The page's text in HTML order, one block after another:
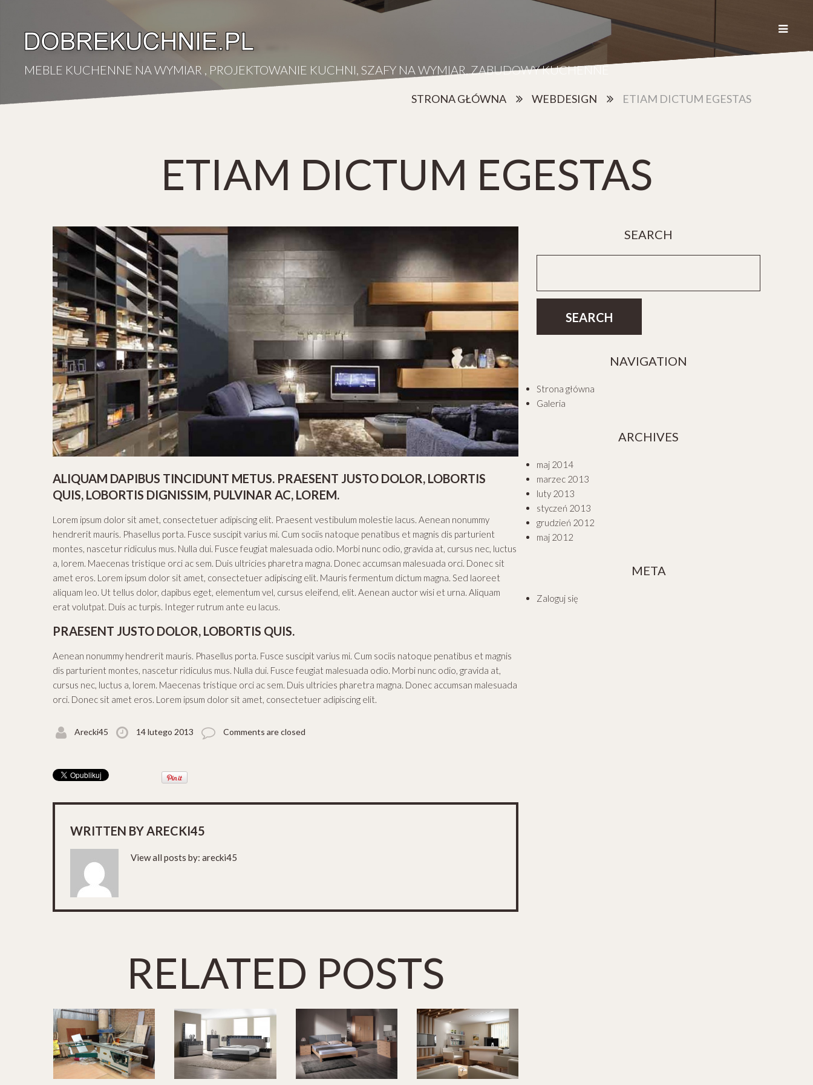
MEBLE KUCHENNE NA WYMIAR , PROJEKTOWANIE KUCHNI, SZAFY NA WYMIAR, ZABUDOWY KUCHENNE
STRONA GŁÓWNA WEBDESIGN ETIAM DICTUM EGESTAS
ETIAM DICTUM EGESTAS
ALIQUAM DAPIBUS TINCIDUNT METUS. PRAESENT JUSTO DOLOR, LOBORTIS
QUIS, LOBORTIS DIGNISSIM, PULVINAR AC, LOREM.
Lorem ipsum dolor sit amet, consectetuer adipiscing elit. Praesent vestibulum molestie lacus. Aenean nonummy
hendrerit mauris. Phasellus porta. Fusce suscipit varius mi. Cum sociis natoque penatibus et magnis dis parturient
montes, nascetur ridiculus mus. Nulla dui. Fusce feugiat malesuada odio. Morbi nunc odio, gravida at, cursus nec, luctus
a, lorem. Maecenas tristique orci ac sem. Duis ultricies pharetra magna. Donec accumsan malesuada orci. Donec sit
amet eros. Lorem ipsum dolor sit amet, consectetuer adipiscing elit. Mauris fermentum dictum magna. Sed laoreet
aliquam leo. Ut tellus dolor, dapibus eget, elementum vel, cursus eleifend, elit. Aenean auctor wisi et urna. Aliquam
erat volutpat. Duis ac turpis. Integer rutrum ante eu lacus.
PRAESENT JUSTO DOLOR, LOBORTIS QUIS.
Aenean nonummy hendrerit mauris. Phasellus porta. Fusce suscipit varius mi. Cum sociis natoque penatibus et magnis
dis parturient montes, nascetur ridiculus mus. Nulla dui. Fusce feugiat malesuada odio. Morbi nunc odio, gravida at,
cursus nec, luctus a, lorem. Maecenas tristique orci ac sem. Duis ultricies pharetra magna. Donec accumsan malesuada
orci. Donec sit amet eros. Lorem ipsum dolor sit amet, consectetuer adipiscing elit.
Arecki45 14 lutego 2013 Comments are closed
WRITTEN BYARECKI45
View all posts by: arecki45
RELATED POSTS
SEARCH
NAVIGATION
Strona główna
Galeria
ARCHIVES
maj 2014
marzec 2013
luty 2013
styczeń 2013
grudzień 2012
maj 2012
META
Zaloguj się